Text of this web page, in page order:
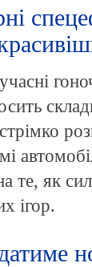
стрімко
те, як
ігор.